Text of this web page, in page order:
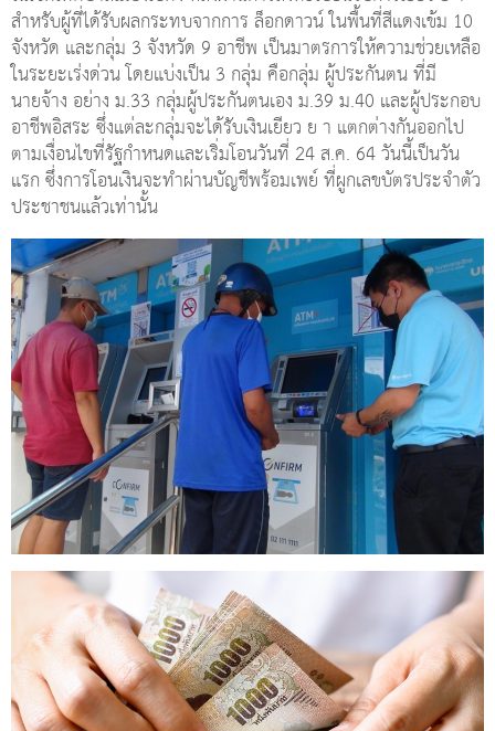
สำหรับผู้ที่ได้รับผลกระทบจากการ ล็อกดาวน์ ในพื้นที่สีแดงเข้ม 10
จังหวัด และกลุ่ม 3 จังหวัด 9 อาชีพ เป็นมาตรการให้ความช่วยเหลือ
ในระยะเร่งด่วน โดยแบ่งเป็น 3 กลุ่ม คือกลุ่ม ผู้ประกันตน ที่มี
นายจ้าง อย่าง ม.33 กลุ่มผู้ประกันตนเอง ม.39 ม.40 และผู้ประกอบ
อาชีพอิสระ ซึ่งแต่ละกลุ่มจะได้รับเงินเยียว ย า แตกต่างกันออกไป
ตามเงื่อนไขที่รัฐกำหนดและเริ่มโอนวันที่ 24 ส.ค. 64 วันนี้เป็นวัน
แรก ซึ่งการโอนเงินจะทำผ่านบัญชีพร้อมเพย์ ที่ผูกเลขบัตรประจำตัว
ประชาชนแล้วเท่านั้น